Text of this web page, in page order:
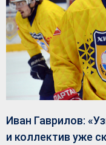
Иван Гаврилов:
и коллектив уже